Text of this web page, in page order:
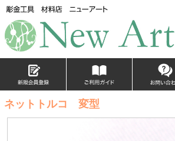
ネットトルコ 変型